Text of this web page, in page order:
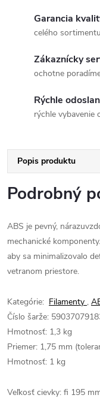
Garancia
celého sortimentu
Zákaznícky
ochotne
Rýchle
rýchle vybavenie
Popis produktu
Podrobný
ABS je pevný,
mechanické
aby sa minimalizovalo
vetranom priestore.
Kategórie: Filamenty ,
Číslo šarže:
Hmotnosť: 1,3 kg
Priemer: 1,75 mm
Hmotnosť: 1 kg
Veľkosť cievky: fi 195